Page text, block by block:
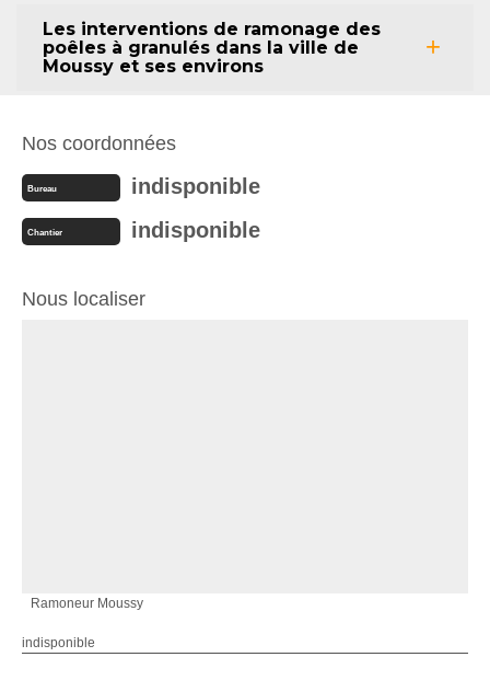
Les interventions de ramonage des
poêles à granulés dans la ville de
Moussy et ses environs
Nos coordonnées
Bureau indisponible
Chantier indisponible
Nous localiser
Ramoneur Moussy
indisponible